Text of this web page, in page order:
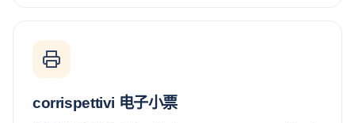
corrispettivi 电子小票